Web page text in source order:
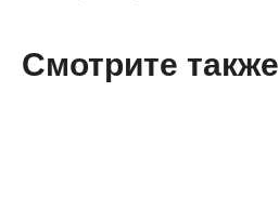
Смотрите также